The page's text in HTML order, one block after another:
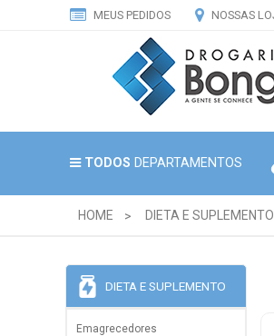
MEUS PEDIDOS NOSSAS
TODOS DEPARTAMENTOS
HOME DIETA E SUPLEMENTO
DIETA E SUPLEMENTO
Emagrecedores